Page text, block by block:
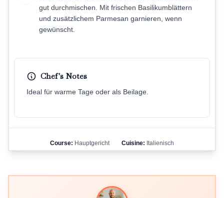
gut durchmischen. Mit frischen Basilikumblättern
und zusätzlichem Parmesan garnieren, wenn
gewünscht.
Chef's Notes
Ideal für warme Tage oder als Beilage.
Course: Hauptgericht Cuisine: Italienisch